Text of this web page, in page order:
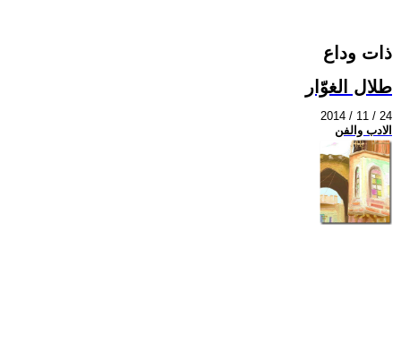
ذات وداع
طلال الغوّار
2014 / 11 / 24
الادب والفن